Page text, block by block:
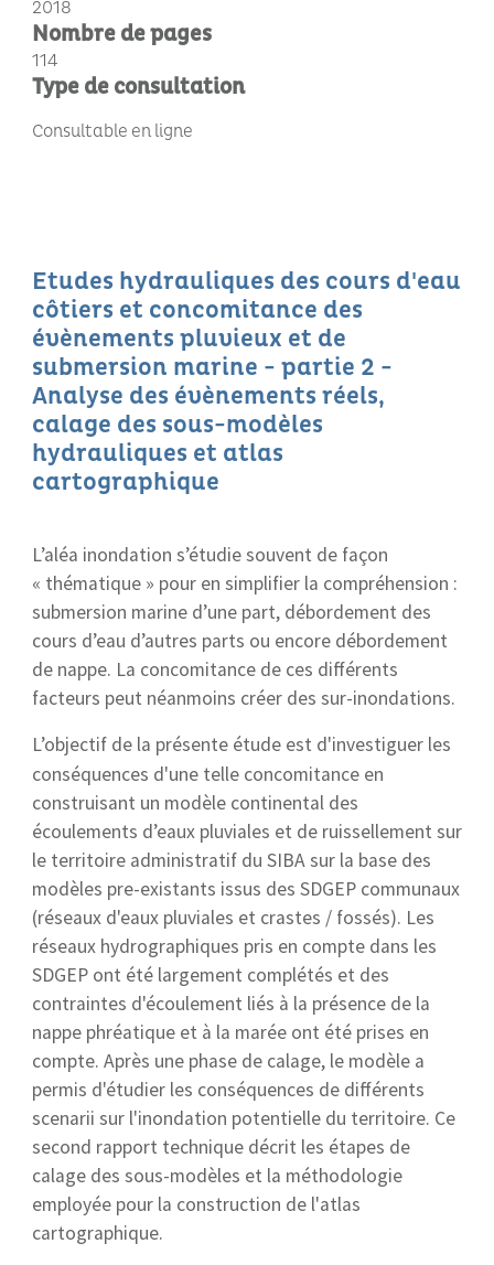
2018
Nombre de pages
114
Type de consultation
Consultable en ligne
Etudes hydrauliques des cours d'eau
côtiers et concomitance des
évènements pluvieux et de
submersion marine - partie 2 -
Analyse des évènements réels,
calage des sous-modèles
hydrauliques et atlas
cartographique
L’aléa inondation s’étudie souvent de façon
« thématique » pour en simplifier la compréhension :
submersion marine d’une part, débordement des
cours d’eau d’autres parts ou encore débordement
de nappe. La concomitance de ces différents
facteurs peut néanmoins créer des sur-inondations.
L’objectif de la présente étude est d'investiguer les
conséquences d'une telle concomitance en
construisant un modèle continental des
écoulements d’eaux pluviales et de ruissellement sur
le territoire administratif du SIBA sur la base des
modèles pre-existants issus des SDGEP communaux
(réseaux d'eaux pluviales et crastes / fossés). Les
réseaux hydrographiques pris en compte dans les
SDGEP ont été largement complétés et des
contraintes d'écoulement liés à la présence de la
nappe phréatique et à la marée ont été prises en
compte. Après une phase de calage, le modèle a
permis d'étudier les conséquences de différents
scenarii sur l'inondation potentielle du territoire. Ce
second rapport technique décrit les étapes de
calage des sous-modèles et la méthodologie
employée pour la construction de l'atlas
cartographique.